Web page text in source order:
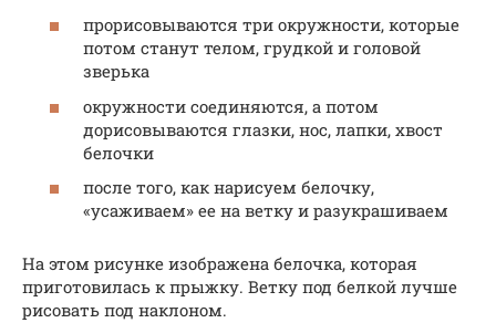
прорисовываются три окружности, которые
потом станут телом, грудкой и головой
зверька
окружности соединяются, а потом
дорисовываются глазки, нос, лапки, хвост
белочки
после того, как нарисуем белочку,
«усаживаем» ее на ветку и разукрашиваем
На этом рисунке изображена белочка, которая
приготовилась к прыжку. Ветку под белкой лучше
рисовать под наклоном.